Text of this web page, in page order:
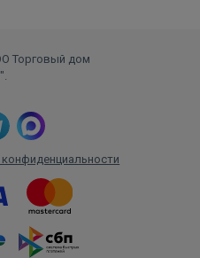
Торговый дом